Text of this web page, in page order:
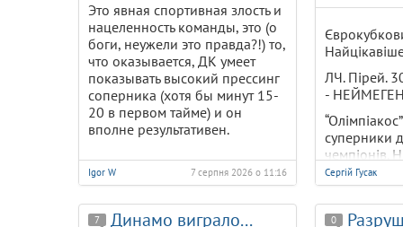
Это явная спортивная злость и
нацеленность команды, это (о
боги, неужели это правда?!) то,
что оказывается, ДК умеет
показывать высокий прессинг
соперника (хотя бы минут 15-
20 в первом тайме) и он
вполне результативен.
Igor W 7 серпня 2026 о 11:16
ЛЧ. Пірей.
-
суперники
чемпіонів.
минулого
футбол.
Сергій Гусак
7 Динамо виграло... 0